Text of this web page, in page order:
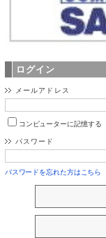
ログイン
メールアドレス
コンピューターに記憶する
パスワード
パスワードを忘れた方はこちら